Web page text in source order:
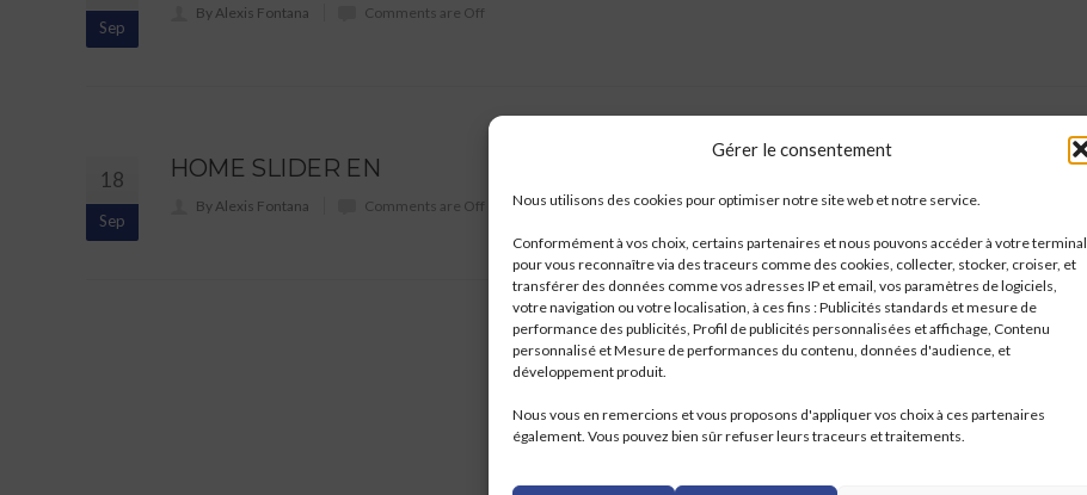
Gérer le consentement
Nous utilisons des cookies pour optimiser notre site web et notre service.
Conformément à vos choix, certains partenaires et nous pouvons accéder à votre terminal
pour vous reconnaître via des traceurs comme des cookies, collecter, stocker, croiser, et
transférer des données comme vos adresses IP et email, vos paramètres de logiciels,
votre navigation ou votre localisation, à ces fins : Publicités standards et mesure de
performance des publicités, Profil de publicités personnalisées et affichage, Contenu
personnalisé et Mesure de performances du contenu, données d'audience, et
développement produit.
Nous vous en remercions et vous proposons d'appliquer vos choix à ces partenaires
également. Vous pouvez bien sûr refuser leurs traceurs et traitements.
Sep
By Alexis Fontana Comments are Off
18
Sep
HOME SLIDER EN
By Alexis Fontana Comments are Off